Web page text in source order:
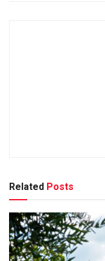
Related Posts